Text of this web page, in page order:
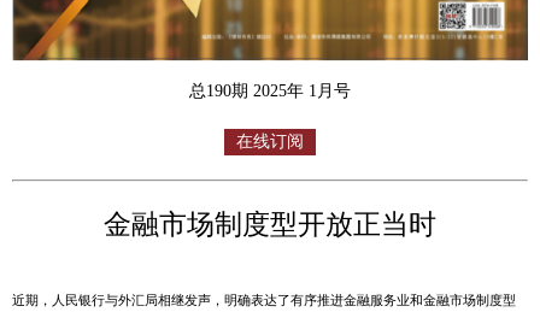
总190期 2025年 1月号
在线订阅
金融市场制度型开放正当时
近期，人民银行与外汇局相继发声，明确表达了有序推进金融服务业和金融市场制度型